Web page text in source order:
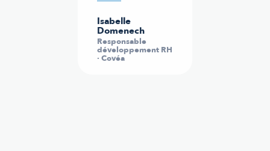
Isabelle
Domenech
Responsable
développement RH
· Covéa